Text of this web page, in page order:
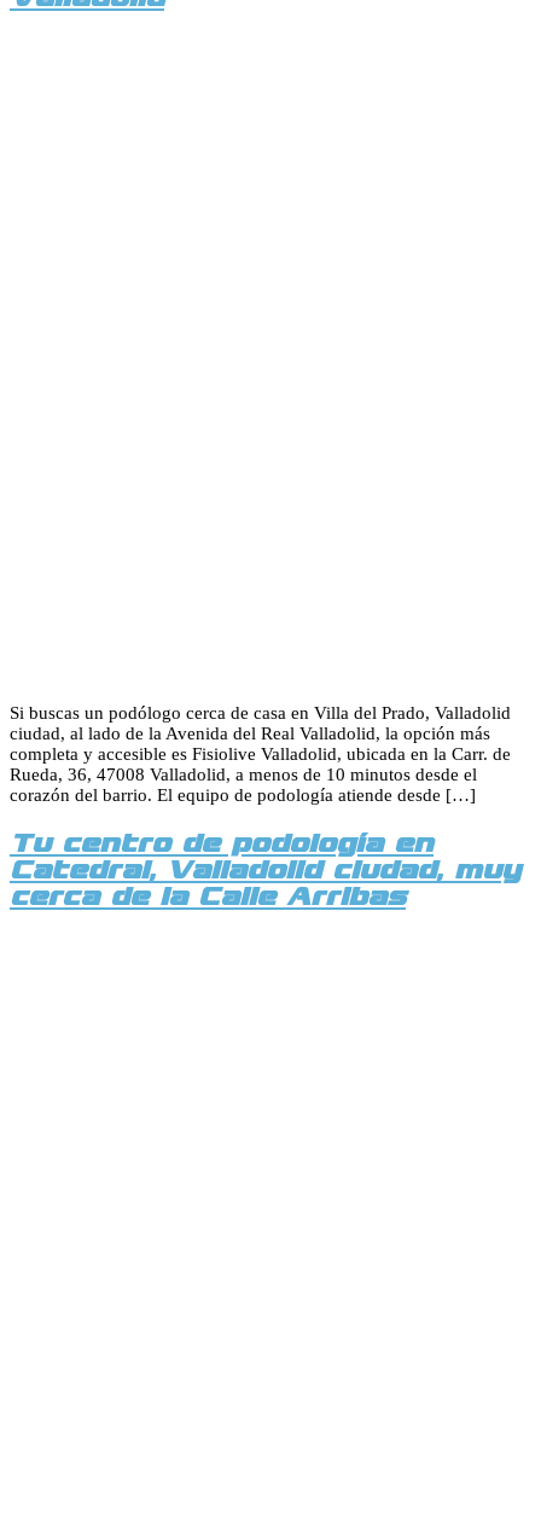
Si buscas un podólogo cerca de casa en Villa del Prado, Valladolid
ciudad, al lado de la Avenida del Real Valladolid, la opción más
completa y accesible es Fisiolive Valladolid, ubicada en la Carr. de
Rueda, 36, 47008 Valladolid, a menos de 10 minutos desde el
corazón del barrio. El equipo de podología atiende desde […]
Tu centro de podología en
Catedral, Valladolid ciudad, muy
cerca de la Calle Arribas